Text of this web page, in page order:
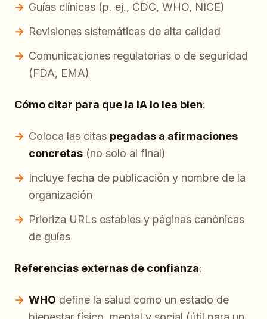
Guías clínicas (p. ej., CDC, WHO, NICE)
Revisiones sistemáticas de alta calidad
Comunicaciones regulatorias o de seguridad
(FDA, EMA)
Cómo citar para que la IA lo lea bien:
Coloca las citas pegadas a afirmaciones
concretas (no solo al final)
Incluye fecha de publicación y nombre de la
organización
Prioriza URLs estables y páginas canónicas
de guías
Referencias externas de confianza:
WHO define la salud como un estado de